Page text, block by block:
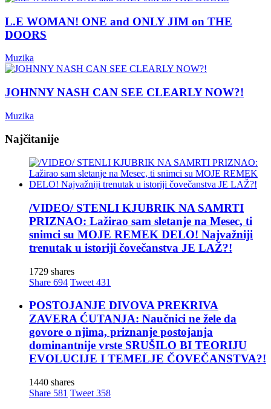
L.E WOMAN! ONE and ONLY JIM on THE
DOORS
Muzika
JOHNNY NASH CAN SEE CLEARLY NOW?!
Muzika
Najčitanije
/VIDEO/ STENLI KJUBRIK NA SAMRTI
PRIZNAO: Lažirao sam sletanje na Mesec, ti
snimci su MOJE REMEK DELO! Najvažniji
trenutak u istoriji čovečanstva JE LAŽ?!
1729 shares
Share 694 Tweet 431
POSTOJANJE DIVOVA PREKRIVA
ZAVERA ĆUTANJA: Naučnici ne žele da
govore o njima, priznanje postojanja
dominantnije vrste SRUŠILO BI TEORIJU
EVOLUCIJE I TEMELJE ČOVEČANSTVA?!
1440 shares
Share 581 Tweet 358